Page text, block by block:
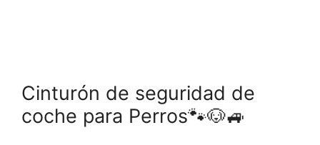
Cinturón de seguridad de
coche para Perros🐾🐶🚙